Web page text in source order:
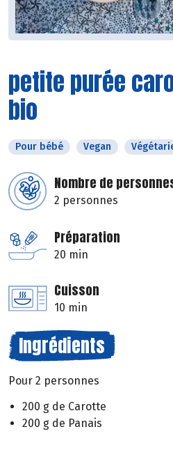
petite purée
bio
Pour bébé Vegan
Nombre de
2 personnes
Préparation
20 min
Cuisson
10 min
Ingrédients
Pour 2 personnes
200 g de Carotte
200 g de Panais